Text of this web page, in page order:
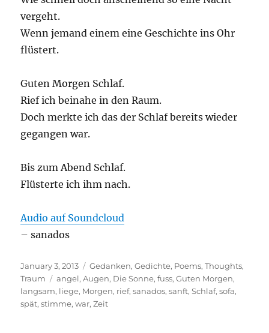
vergeht.
Wenn jemand einem eine Geschichte ins Ohr
flüstert.
Guten Morgen Schlaf.
Rief ich beinahe in den Raum.
Doch merkte ich das der Schlaf bereits wieder
gegangen war.
Bis zum Abend Schlaf.
Flüsterte ich ihm nach.
Audio auf Soundcloud
– sanados
Posted
on
January 3, 2013 Categories
Gedanken,Gedichte, Poems,Thoughts,
Traum
Tags
angel,Augen, Die Sonne,fuss,Guten Morgen,
langsam, liege, Morgen, rief,sanados,sanft,Schlaf,sofa,
spät,stimme,war,Zeit